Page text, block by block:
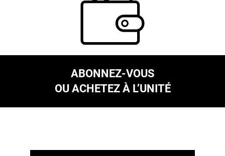
ABONNEZ-VOUS
OU ACHETEZ À L’UNITÉ